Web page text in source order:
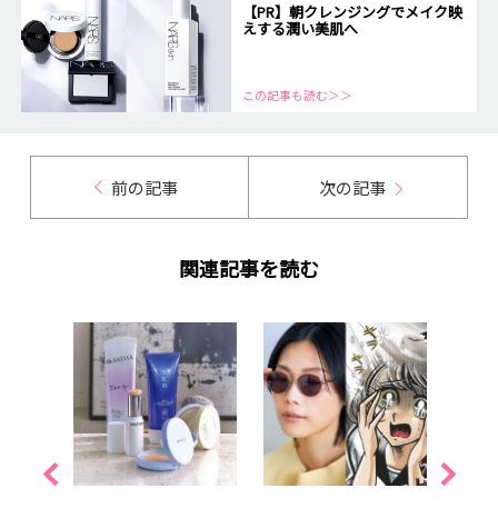
【PR】朝クレンジングでメイク映
えする潤い美肌へ
この記事も読む＞＞
前の記事 次の記事
関連記事を読む